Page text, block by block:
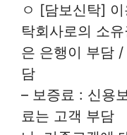
ㅇ [담보신탁]
탁회사로의 소
은 은행이 부담
담
– 보증료 : 신용
료는 고객 부담